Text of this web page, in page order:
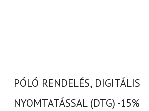
PÓLÓ RENDELÉS, DIGITÁLIS
NYOMTATÁSSAL (DTG) -15%